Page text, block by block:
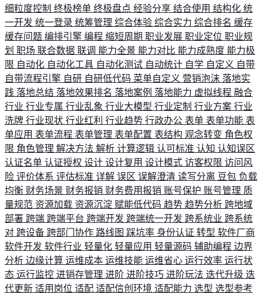
细粒度控制 终极榜单 终极盘点 经验分享 结合使用 结构化 统
一开发 统一登录 统筹管理 综合体验 综合实力 综合排名 缓存
缓存问题 编排引擎 编程 缩短周期 职业发展 职业定位 职业规
划 职场 联合数据 联调 能力全景 能力对比 能力成熟度 能力极
限 自动化 自动化工具 自动化测试 自动统计 自学 自定义 自带
自带流程引擎 自研 自研低代码 菜单自定义 营销泡沫 落地实
践 落地总结 落地效果排名 落地案例 落地能力 虚拟线程 融合
行业 行业专属 行业乱象 行业大模型 行业定制 行业方案 行业
洗牌 行业现状 行业红利 行业趋势 行政办公 表单 表单功能 表
单应用 表单流程 表单管理 表单配置 表结构 观念转变 角色权
限 角色管理 解决方法 解析 计算逻辑 认可标准 认知 认知误区
认证名单 认证授权 设计 设计复用 设计模式 访客权限 访问风
险 评价体系 评估标准 详解 误区 误解澄清 读写分离 豆包 负载
均衡 财务场景 财务报销 财务费用报销 账号保护 账号管理 质
量规范 资源加载 资源沉淀 赋能低代码 趋势 趋势分析 跨地域
部署 跨端 跨端平台 跨端开发 跨端统一开发 跨系统业 跨系统
对 跨设备 跨部门协作 路线图 踩坑率 身份认证 转型 软件厂商
软件开发 软件行业 轻量化 轻量应用 轻量源码 辅助编程 边界
分析 边缘计算 运维成本 运维技能 运维省心 运行效率 运行状
态 运行监控 进销存管理 进阶 进阶技巧 进阶玩法 迭代升级 迭
代更新 适用岗位 适配 适配信创环境 适配能力 选型 选型参考